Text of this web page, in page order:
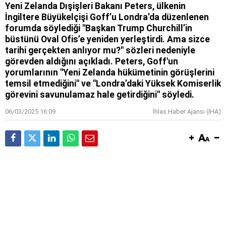
Yeni Zelanda Dışişleri Bakanı Peters, ülkenin
İngiltere Büyükelçişi Goff’u Londra’da düzenlenen
forumda söylediği "Başkan Trump Churchill’in
büstünü Oval Ofis’e yeniden yerleştirdi. Ama sizce
tarihi gerçekten anlıyor mu?" sözleri nedeniyle
görevden aldığını açıkladı. Peters, Goff'un
yorumlarının "Yeni Zelanda hükümetinin görüşlerini
temsil etmediğini" ve "Londra’daki Yüksek Komiserlik
görevini savunulamaz hale getirdiğini" söyledi.
06/03/2025 16:09 İhlas Haber Ajansı (IHA)